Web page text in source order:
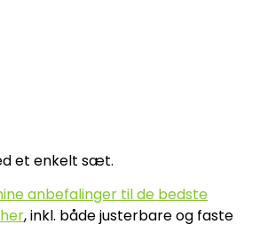
et enkelt sæt.
anbefalinger til de bedste
, inkl. både justerbare og faste